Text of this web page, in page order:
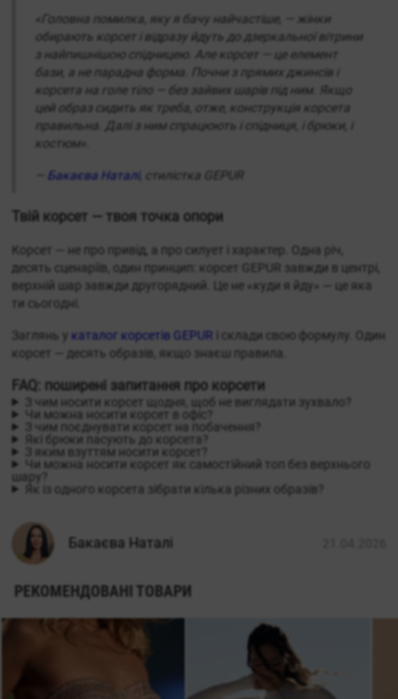
«Головна помилка, яку я бачу найчастіше, — жінки
обирають корсет і відразу йдуть до дзеркальної вітрини
з найпишнішою спідницею. Але корсет — це елемент
бази, а не парадна форма. Почни з прямих джинсів і
корсета на голе тіло — без зайвих шарів під ним. Якщо
цей образ сидить як треба, отже, конструкція корсета
правильна. Далі з ним спрацюють і спідниця, і брюки, і
костюм».
Бакаєва Наталі , стилістка GEPUR
Твій корсет — твоя точка опори
Корсет — не про привід, а про силует і характер. Одна річ,
десять сценаріїв, один принцип: корсет GEPUR завжди в центрі,
верхній шар завжди другорядний. Це не «куди я йду» — це яка
ти сьогодні.
Заглянь у каталог корсетів GEPUR і склади свою формулу. Один
корсет — десять образів, якщо знаєш правила.
FAQ: поширені запитання про корсети
З чим носити корсет щодня, щоб не виглядати зухвало?
Чи можна носити корсет в офіс?
З чим поєднувати корсет на побачення?
Які брюки пасують до корсета?
З яким взуттям носити корсет?
Чи можна носити корсет як самостійний топ без верхнього
шару?
Як із одного корсета зібрати кілька різних образів?
Бакаєва Наталі
РЕКОМЕНДОВАНІ ТОВАРИ